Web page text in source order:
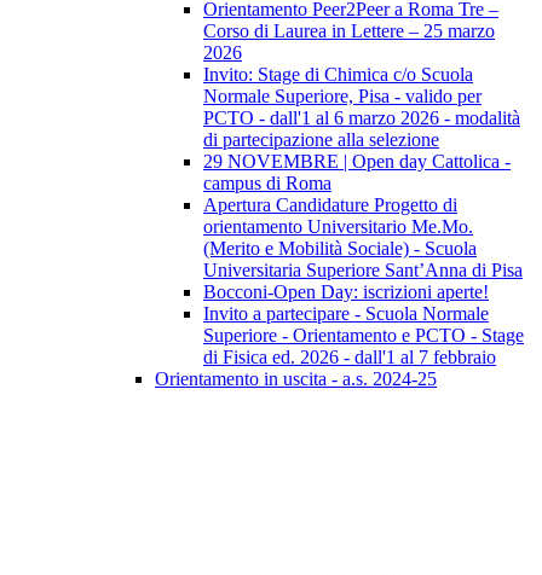
Orientamento Peer2Peer a Roma Tre –
Corso di Laurea in Lettere – 25 marzo
2026
Invito: Stage di Chimica c/o Scuola
Normale Superiore, Pisa - valido per
PCTO - dall'1 al 6 marzo 2026 - modalità
di partecipazione alla selezione
29 NOVEMBRE | Open day Cattolica -
campus di Roma
Apertura Candidature Progetto di
orientamento Universitario Me.Mo.
(Merito e Mobilità Sociale) - Scuola
Universitaria Superiore Sant’Anna di Pisa
Bocconi-Open Day: iscrizioni aperte!
Invito a partecipare - Scuola Normale
Superiore - Orientamento e PCTO - Stage
di Fisica ed. 2026 - dall'1 al 7 febbraio
Orientamento in uscita - a.s. 2024-25